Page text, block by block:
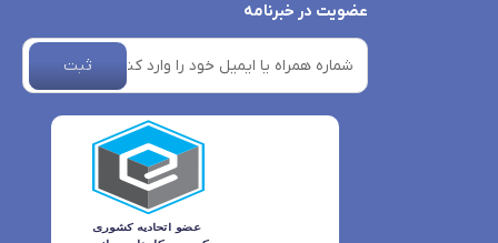
عضویت در خبرنامه
ثبت